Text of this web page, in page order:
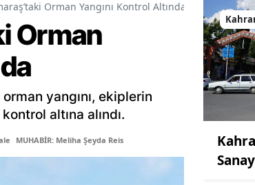
Orman Yangını Kontrol Altında
Orman
yangını, ekiplerin
altına alındı.
MUHABİR: Meliha Şeyda Reis